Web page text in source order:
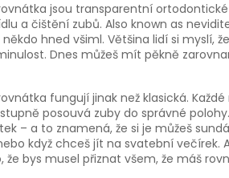
jsou transparentní
a čištění zubů. Also known as
hned všiml. Většina lidí si myslí,
Dnes můžeš mít pěkně
fungují jinak než klasická.
posouvá zuby do správné
– a to znamená, že si je můžeš
když chceš jít na svatební večírek.
že bys musel přiznat všem, že máš